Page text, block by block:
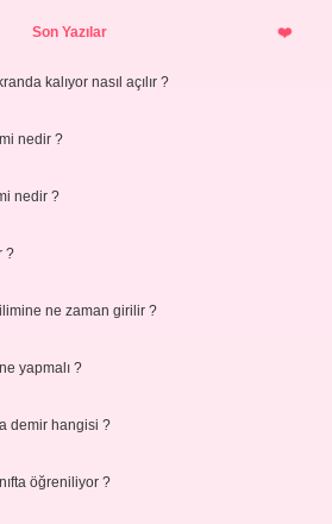
Son Yazılar
kalıyor nasıl açılır ?
nedir ?
nedir ?
?
ne zaman girilir ?
ne yapmalı ?
demir hangisi ?
öğreniliyor ?